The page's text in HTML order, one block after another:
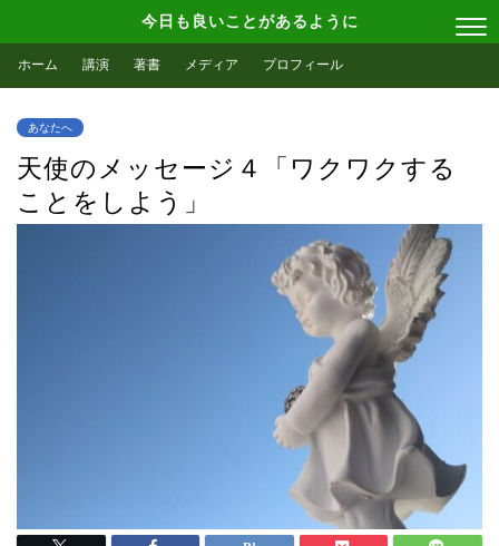
今日も良いことがあるように
ホーム 講演 著書 メディア プロフィール
あなたへ
天使のメッセージ４「ワクワクする
ことをしよう」